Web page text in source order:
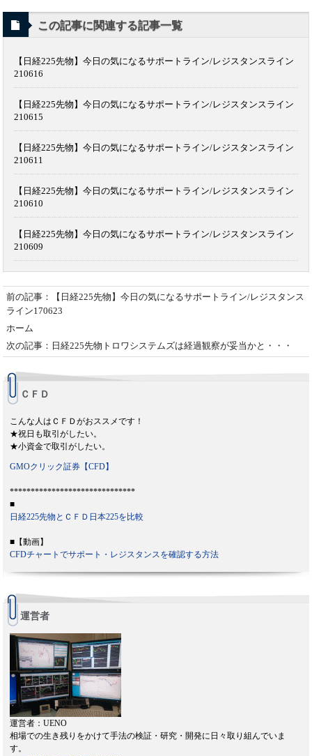
この記事に関連する記事一覧
【日経225先物】今日の気になるサポートライン/レジスタンスライン
210616
【日経225先物】今日の気になるサポートライン/レジスタンスライン
210615
【日経225先物】今日の気になるサポートライン/レジスタンスライン
210611
【日経225先物】今日の気になるサポートライン/レジスタンスライン
210610
【日経225先物】今日の気になるサポートライン/レジスタンスライン
210609
前の記事：【日経225先物】今日の気になるサポートライン/レジスタンス
ライン170623
ホーム
次の記事：日経225先物トロワシステムズは経過観察が妥当かと・・・
ＣＦＤ
こんな人はＣＦＤがおススメです！
★祝日も取引がしたい。
★小資金で取引がしたい。
GMOクリック証券【CFD】
******************************
■
日経225先物とＣＦＤ日本225を比較
■【動画】
CFDチャートでサポート・レジスタンスを確認する方法
運営者
運営者：UENO
相場での生き残りをかけて手法の検証・研究・開発に日々取り組んでいま
す。